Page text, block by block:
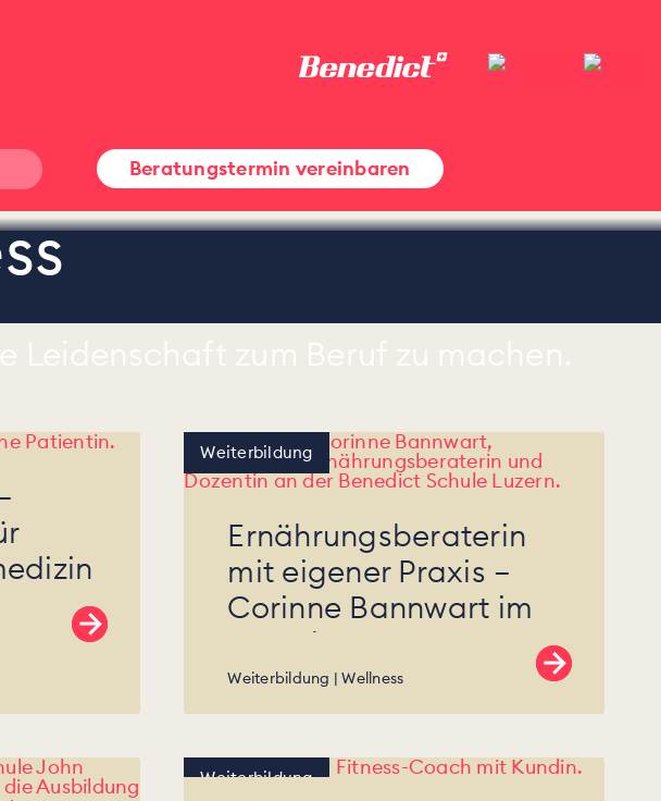
Beratungstermin vereinbaren
Leidenschaft zum Beruf zu machen.
Weiterbildung
Ernährungsberaterin
mit eigener Praxis –
Corinne Bannwart im
Interview.
Weiterbildung Wellness
Weiterbildung